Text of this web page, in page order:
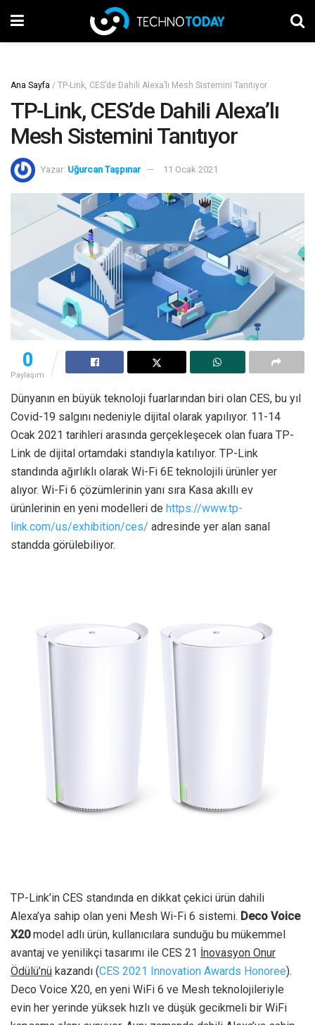
Ana Sayfa / TP-Link, CES’de Dahili Alexa’lı Mesh Sistemini Tanıtıyor
TP-Link, CES’de Dahili Alexa’lı
Mesh Sistemini Tanıtıyor
Yazar: Uğurcan Taşpınar 11 Ocak 2021
0
Paylaşım
Dünyanın en büyük teknoloji fuarlarından biri olan CES, bu yıl
Covid-19 salgını nedeniyle dijital olarak yapılıyor. 11-14
Ocak 2021 tarihleri arasında gerçekleşecek olan fuara TP-
Link de dijital ortamdaki standıyla katılıyor. TP-Link
standında ağırlıklı olarak Wi-Fi 6E teknolojili ürünler yer
alıyor. Wi-Fi 6 çözümlerinin yanı sıra Kasa akıllı ev
ürünlerinin en yeni modelleri de https://www.tp-
link.com/us/exhibition/ces/ adresinde yer alan sanal
standda görülebiliyor.
TP-Link’in CES standında en dikkat çekici ürün dahili
Alexa’ya sahip olan yeni Mesh Wi-Fi 6 sistemi. Deco Voice
X20model adlı ürün, kullanıcılara sunduğu bu mükemmel
avantaj ve yenilikçi tasarımı ile CES 21 İnovasyon Onur
Ödülü’nü kazandı (CES 2021 Innovation Awards Honoree).
Deco Voice X20, en yeni WiFi 6 ve Mesh teknolojileriyle
evin her yerinde yüksek hızlı ve düşük gecikmeli bir WiFi